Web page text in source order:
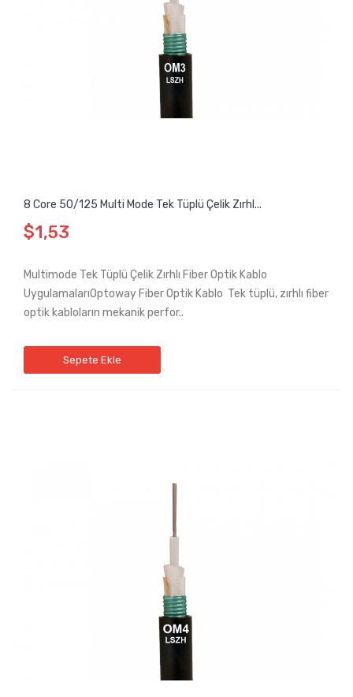
8 Core 50/125 Multi Mode Tek Tüplü Çelik Zırhl...
$1,53
Multimode Tek Tüplü Çelik Zırhlı Fiber Optik Kablo
UygulamalarıOptoway Fiber Optik Kablo Tek tüplü, zırhlı fiber
optik kabloların mekanik perfor..
Sepete Ekle